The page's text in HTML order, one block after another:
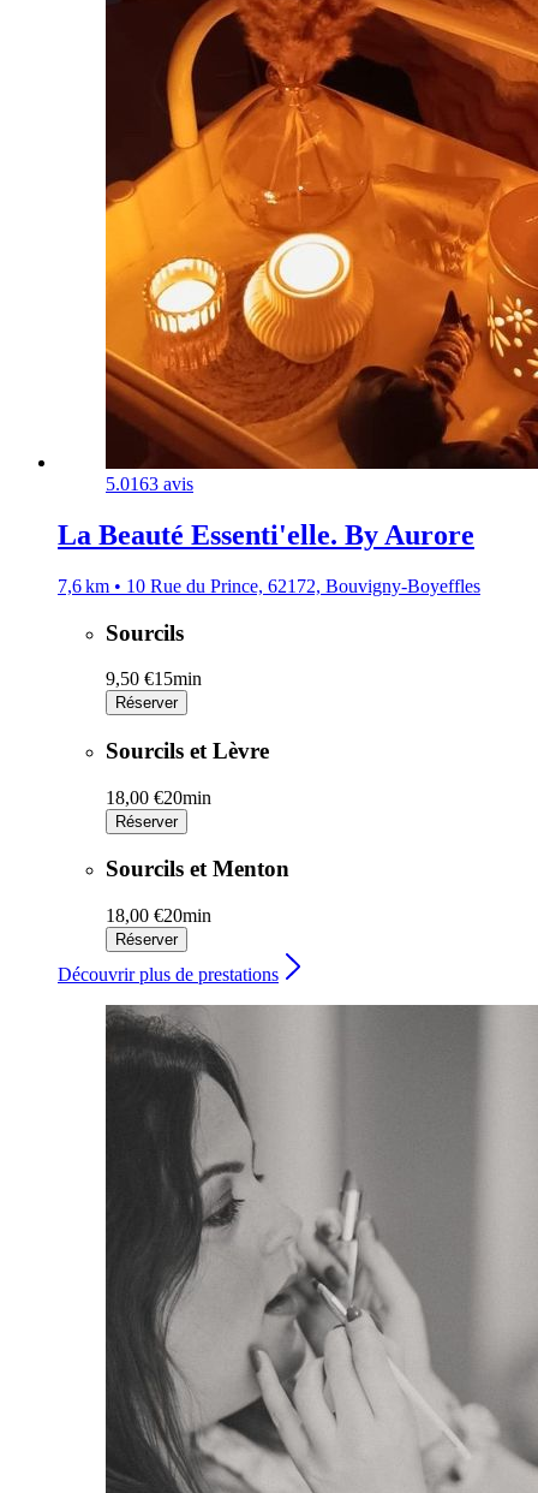
5.0163 avis
La Beauté Essenti'elle. By Aurore
7,6 km • 10 Rue du Prince, 62172, Bouvigny-Boyeffles
Sourcils
9,50 €15min
Réserver
Sourcils et Lèvre
18,00 €20min
Réserver
Sourcils et Menton
18,00 €20min
Réserver
Découvrir plus de prestations